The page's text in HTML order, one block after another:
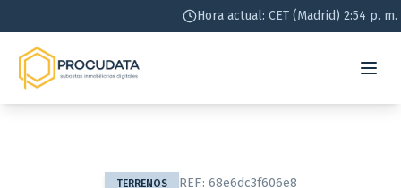
Hora actual: CET (Madrid) 2:54 p. m.
TERRENOS REF.: 68e6dc3f606e8